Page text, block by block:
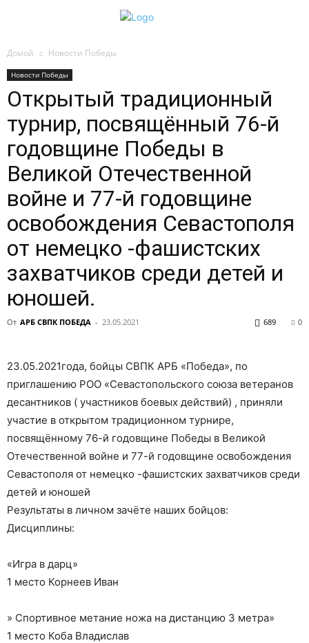
Домой Новости Победы
Новости Победы
Открытый традиционный
турнир, посвящённый 76-й
годовщине Победы в
Великой Отечественной
войне и 77-й годовщине
освобождения Севастополя
от немецко -фашистских
захватчиков среди детей и
юношей.
От АРБ СВПК ПОБЕДА - 23.05.2021 0
689
23.05.2021года, бойцы СВПК АРБ «Победа», по
приглашению РОО «Севастопольского союза ветеранов
десантников ( участников боевых действий) , приняли
участие в открытом традиционном турнире,
посвящённому 76-й годовщине Победы в Великой
Отечественной войне и 77-й годовщине освобождения
Севастополя от немецко -фашистских захватчиков среди
детей и юношей
Результаты в личном зачёте наших бойцов:
Дисциплины:
«Игра в дарц»
1 место Корнеев Иван
» Спортивное метание ножа на дистанцию 3 метра»
1 место Коба Владислав